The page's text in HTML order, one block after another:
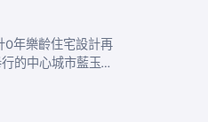
0年樂齡住宅設計再
的中心城市藍玉…